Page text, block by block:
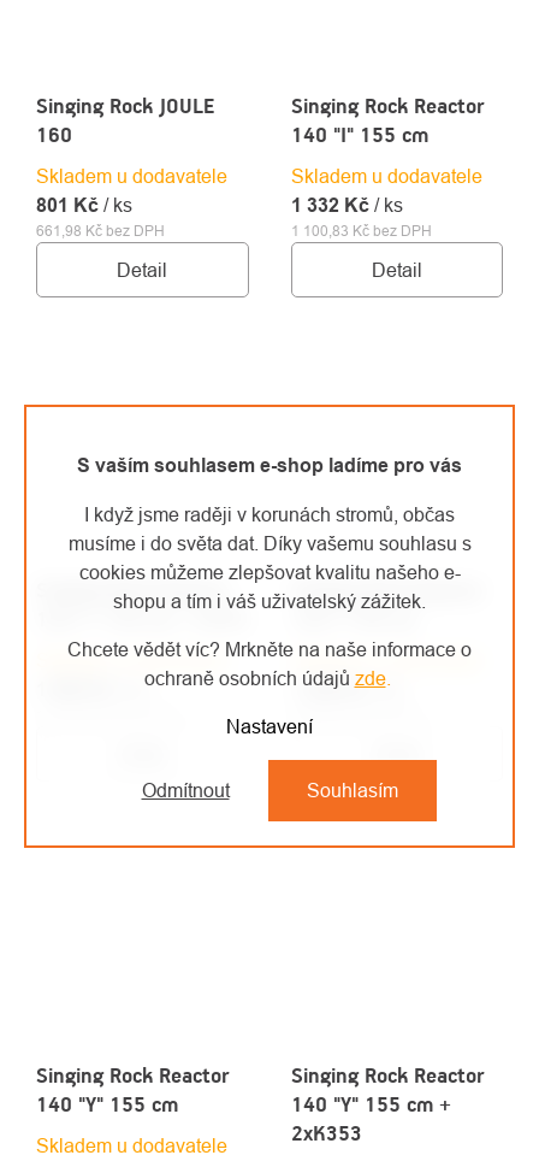
S vaším souhlasem e-shop ladíme pro vás
I když jsme raději v korunách stromů, občas
musíme i do světa dat. Díky vašemu souhlasu s
cookies můžeme zlepšovat kvalitu našeho e-
shopu a tím i váš uživatelský zážitek.
Chcete vědět víc? Mrkněte na naše informace o
ochraně osobních údajů zde.
Nastavení
Odmítnout Souhlasím
Singing Rock JOULE
160
Skladem u dodavatele
661,98 Kč bez DPH
801 Kč / ks
Detail
Singing Rock Reactor
140 "I" 155 cm
Skladem u dodavatele
1 100,83 Kč bez DPH
1 332 Kč / ks
Detail
Singing Rock Reactor
140 "I" 155 cm + K370
Skladem u dodavatele
/ ks
Singing Rock Reactor
140 "I" 85 cm
Skladem u dodavatele
996,69 Kč bez DPH
1 206 Kč/ ks
Singing Rock Reactor
140 "Y" 155 cm
Skladem u dodavatele
Singing Rock Reactor
140 "Y" 155 cm +
2xK353